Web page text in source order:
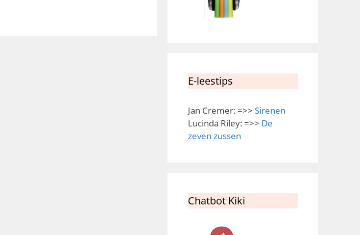
E-leestips
Jan Cremer: =>> Sirenen
Lucinda Riley: =>> De
zeven zussen
Chatbot Kiki